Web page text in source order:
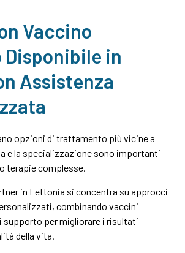
Vaccino
in
Assistenza
opzioni di trattamento più vicine a
e la specializzazione sono importanti
terapie complesse.
in Lettonia si concentra su approcci
combinando vaccini
supporto per migliorare i risultati
della vita.